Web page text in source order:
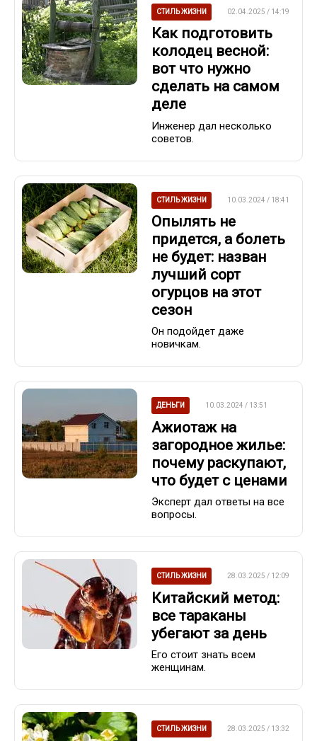
СТИЛЬ ЖИЗНИ 02.04.2025 / 14:19
Как подготовить
колодец весной:
вот что нужно
сделать на самом
деле
Инженер дал несколько
советов.
СТИЛЬ ЖИЗНИ 10.03.2024 / 18:41
Опылять не
придется, а болеть
не будет: назван
лучший сорт
огурцов на этот
сезон
Он подойдет даже
новичкам.
ДЕНЬГИ 10.03.2024 / 13:51
Ажиотаж на
загородное жилье:
почему раскупают,
что будет с ценами
Эксперт дал ответы на все
вопросы.
СТИЛЬ ЖИЗНИ 28.03.2025 / 12:09
Китайский метод:
все тараканы
убегают за день
Его стоит знать всем
женщинам.
СТИЛЬ ЖИЗНИ 28.03.2025 / 13:32